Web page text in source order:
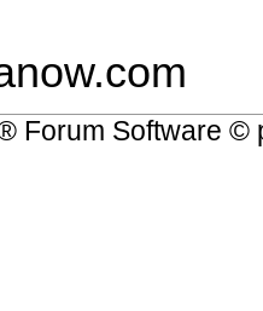
Forum Software ©